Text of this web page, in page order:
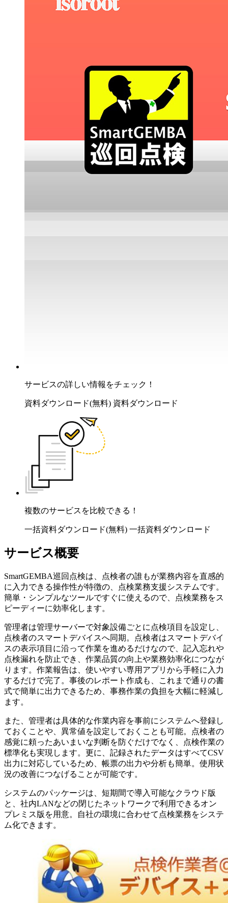
サービスの詳しい情報をチェック！
資料ダウンロード(無料) 資料ダウンロード
複数のサービスを比較できる！
一括資料ダウンロード(無料) 一括資料ダウンロード
サービス概要
SmartGEMBA巡回点検は、点検者の誰もが業務内容を直感的
に入力できる操作性が特徴の、点検業務支援システムです。
簡単・シンプルなツールですぐに使えるので、点検業務をス
ピーディーに効率化します。
管理者は管理サーバーで対象設備ごとに点検項目を設定し、
点検者のスマートデバイスへ同期。点検者はスマートデバイ
スの表示項目に沿って作業を進めるだけなので、記入忘れや
点検漏れを防止でき、作業品質の向上や業務効率化につなが
ります。作業報告は、使いやすい専用アプリから手軽に入力
するだけで完了。事後のレポート作成も、これまで通りの書
式で簡単に出力できるため、事務作業の負担を大幅に軽減し
ます。
また、管理者は具体的な作業内容を事前にシステムへ登録し
ておくことや、異常値を設定しておくことも可能。点検者の
感覚に頼ったあいまいな判断を防ぐだけでなく、点検作業の
標準化も実現します。更に、記録されたデータはすべてCSV
出力に対応しているため、帳票の出力や分析も簡単。使用状
況の改善につなげることが可能です。
システムのパッケージは、短期間で導入可能なクラウド版
と、社内LANなどの閉じたネットワークで利用できるオン
プレミス版を用意。自社の環境に合わせて点検業務をシステ
ム化できます。